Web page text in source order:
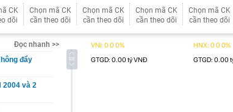
CK
dõi
Chọn mã CK
cần theo dõi
Chọn mã CK
cần theo dõi
Chọn mã CK
cần theo dõi
Chọn mã CK
cần theo dõi
Đọc nhanh >>
đẩy
2004 và 2